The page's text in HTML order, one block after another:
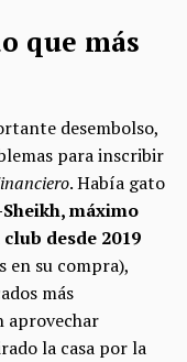
que más
desembolso,
para inscribir
. Había gato
máximo
desde 2019
en su compra),
más
aprovechar
la casa por la